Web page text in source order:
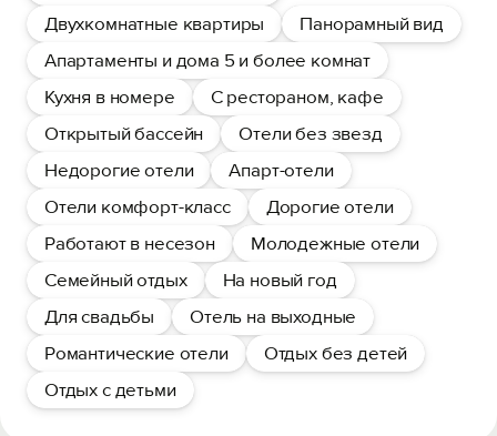
Двухкомнатные квартиры
Панорамный вид
Апартаменты и дома 5 и более комнат
Кухня в номере
С рестораном, кафе
Открытый бассейн
Отели без звезд
Недорогие отели
Апарт-отели
Отели комфорт-класс
Дорогие отели
Работают в несезон
Молодежные отели
Семейный отдых
На новый год
Для свадьбы
Отель на выходные
Романтические отели
Отдых без детей
Отдых с детьми